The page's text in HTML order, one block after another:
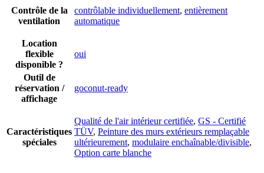
Contrôle de la
ventilation
contrôlable individuellement, entièrement
automatique
Location
flexible
disponible ?
oui
Outil de
réservation /
affichage
goconut-ready
Caractéristiques
spéciales
Qualité de l'air intérieur certifiée, GS - Certifié
TÜV, Peinture des murs extérieurs remplaçable
ultérieurement, modulaire enchaînable/divisible,
Option carte blanche